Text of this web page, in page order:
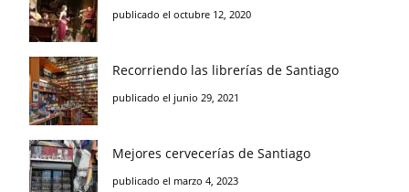
publicado el octubre 12, 2020
Recorriendo las librerías de Santiago
publicado el junio 29, 2021
Mejores cervecerías de Santiago
publicado el marzo 4, 2023